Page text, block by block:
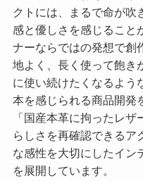
クトには、まるで命が吹
感と優しさを感じること
ナーならではの発想で創
地よく、長く使って飽き
に使い続けたくなるよう
本を感じられる商品開発
「国産本革に拘ったレ
らしさを再確認できるア
な感性を大切にしたイン
を展開しています。